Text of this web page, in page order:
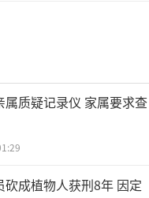
属质疑记录仪 家属要求查
砍成植物人获刑8年 因定